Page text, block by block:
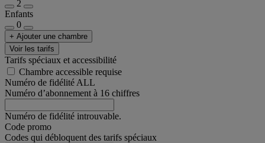
2
Enfants
0
+ Ajouter une chambre
Voir les tarifs
Tarifs spéciaux et accessibilité
Chambre accessible requise
Numéro de fidélité ALL
Numéro d’abonnement à 16 chiffres
Numéro de fidélité introuvable.
Code promo
Codes qui débloquent des tarifs spéciaux